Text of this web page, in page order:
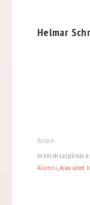
Helmar
Rollen:
Alumni,Associated